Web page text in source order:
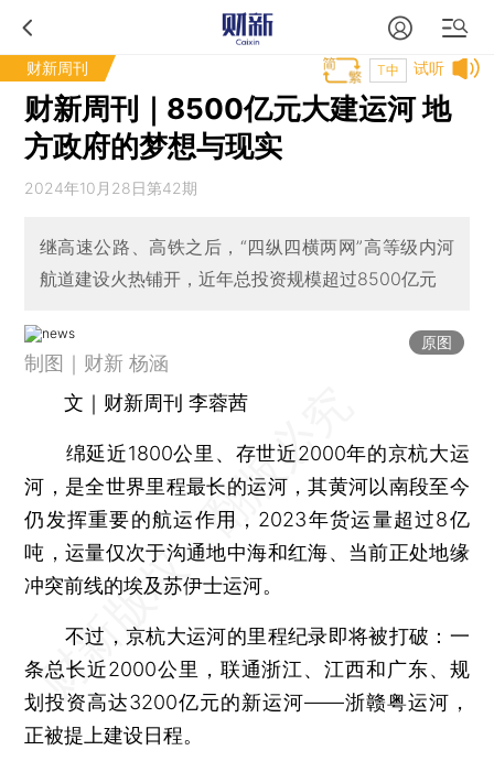
财新周刊 试听
T中
财新周刊｜8500亿元大建运河 地
方政府的梦想与现实
2024年10月28日第42期
继高速公路、高铁之后，“四纵四横两网”高等级内河
航道建设火热铺开，近年总投资规模超过8500亿元
原图
制图｜财新 杨涵
文｜财新周刊 李蓉茜
绵延近1800公里、存世近2000年的京杭大运
河，是全世界里程最长的运河，其黄河以南段至今
仍发挥重要的航运作用，2023年货运量超过8亿
吨，运量仅次于沟通地中海和红海、当前正处地缘
冲突前线的埃及苏伊士运河。
不过，京杭大运河的里程纪录即将被打破：一
条总长近2000公里，联通浙江、江西和广东、规
划投资高达3200亿元的新运河——浙赣粤运河，
正被提上建设日程。